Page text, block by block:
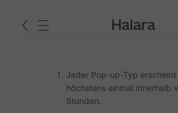
Jeder Pop-up-Typ erscheint
höchstens einmal innerhalb
Stunden.